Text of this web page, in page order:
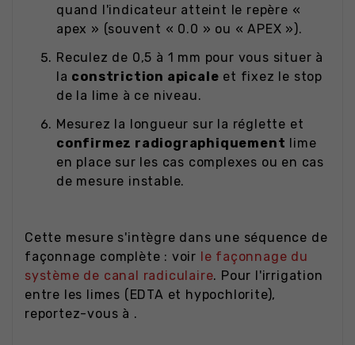
quand l'indicateur atteint le repère «
apex » (souvent « 0.0 » ou « APEX »).
Reculez de 0,5 à 1 mm pour vous situer à
la constriction apicale et fixez le stop
de la lime à ce niveau.
Mesurez la longueur sur la réglette et
confirmez radiographiquement lime
en place sur les cas complexes ou en cas
de mesure instable.
Cette mesure s'intègre dans une séquence de
façonnage complète : voir le façonnage du
système de canal radiculaire. Pour l'irrigation
entre les limes (EDTA et hypochlorite),
reportez-vous à .